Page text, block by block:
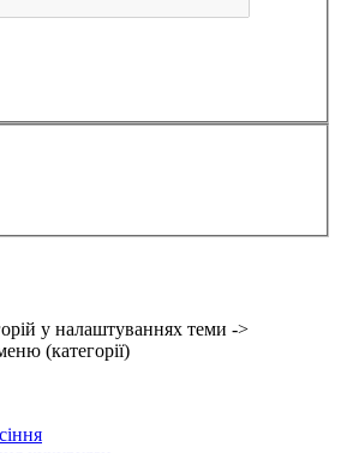
у налаштуваннях теми ->
(категорії)